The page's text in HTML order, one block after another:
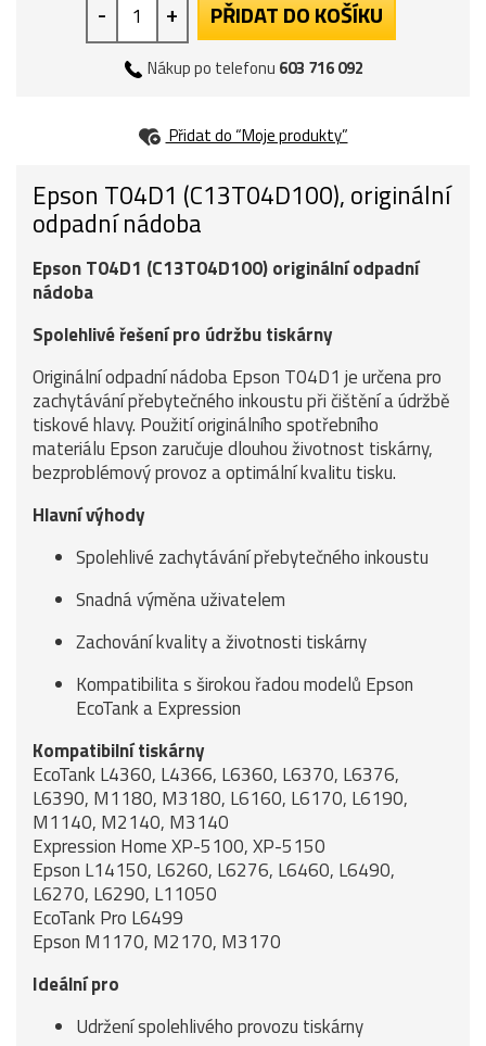
- + PŘIDAT DO KOŠÍKU
Nákup po telefonu 603 716 092
Přidat do “Moje produkty”
Epson T04D1 (C13T04D100), originální
odpadní nádoba
Epson T04D1 (C13T04D100) originální odpadní
nádoba
Spolehlivé řešení pro údržbu tiskárny
Originální odpadní nádoba Epson T04D1 je určena pro
zachytávání přebytečného inkoustu při čištění a údržbě
tiskové hlavy. Použití originálního spotřebního
materiálu Epson zaručuje dlouhou životnost tiskárny,
bezproblémový provoz a optimální kvalitu tisku.
Hlavní výhody
Spolehlivé zachytávání přebytečného inkoustu
Snadná výměna uživatelem
Zachování kvality a životnosti tiskárny
Kompatibilita s širokou řadou modelů Epson
EcoTank a Expression
Kompatibilní tiskárny
EcoTank L4360, L4366, L6360, L6370, L6376,
L6390, M1180, M3180, L6160, L6170, L6190,
M1140, M2140, M3140
Expression Home XP-5100, XP-5150
Epson L14150, L6260, L6276, L6460, L6490,
L6270, L6290, L11050
EcoTank Pro L6499
Epson M1170, M2170, M3170
Ideální pro
Udržení spolehlivého provozu tiskárny